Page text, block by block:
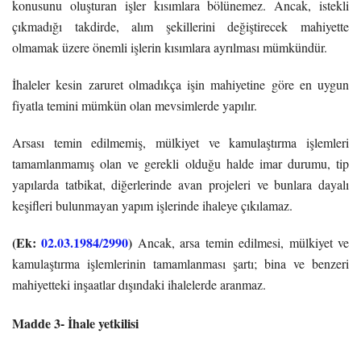
konusunu oluşturan işler kısımlara bölünemez. Ancak, istekli
çıkmadığı takdirde, alım şekillerini değiştirecek mahiyette
olmamak üzere önemli işlerin kısımlara ayrılması mümkündür.
İhaleler kesin zaruret olmadıkça işin mahiyetine göre en uygun
fiyatla temini mümkün olan mevsimlerde yapılır.
Arsası temin edilmemiş, mülkiyet ve kamulaştırma işlemleri
tamamlanmamış olan ve gerekli olduğu halde imar durumu, tip
yapılarda tatbikat, diğerlerinde avan projeleri ve bunlara dayalı
keşifleri bulunmayan yapım işlerinde ihaleye çıkılamaz.
(Ek:02.03.1984/2990) Ancak, arsa temin edilmesi, mülkiyet ve
kamulaştırma işlemlerinin tamamlanması şartı; bina ve benzeri
mahiyetteki inşaatlar dışındaki ihalelerde aranmaz.
Madde 3-İhale yetkilisi